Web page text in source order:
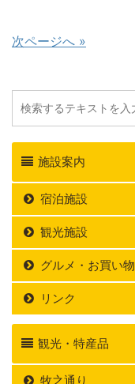
次ページへ »
施設案内
宿泊施設
観光施設
グルメ・お買い物
リンク
観光・特産品
牧之通り